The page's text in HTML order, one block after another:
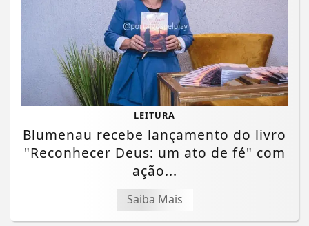
LEITURA
Blumenau recebe lançamento do livro
"Reconhecer Deus: um ato de fé" com
ação...
Saiba Mais